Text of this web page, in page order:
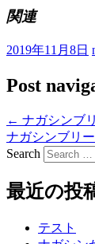
関連
2019年11月8日
Post
← ナガシンブ
ナガシンブリ
Search
最近の投
テスト